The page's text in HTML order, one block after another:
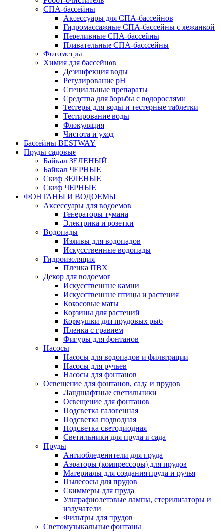
СПА-бассейны
Аксессуары для СПА-бассейнов
Гидромассажные СПА-бассейны с лежанкой
Переливные СПА-бассейны
Плавательные СПА-басссейны
Фотометры
Химия для бассейнов
Дезинфекция воды
Регулирование pH
Специальные препараты
Средства для борьбы с водорослями
Тестеры для воды и тестерные таблетки
Тестирование воды
Флокуляция
Чистота и уход
Бассейны BESTWAY
Пруды садовые
Байкал ЗЕЛЕНЫЙ
Байкал ЧЕРНЫЕ
Скиф ЗЕЛЕНЫЕ
Скиф ЧЕРНЫЕ
ФОНТАНЫ И ВОДОЕМЫ
Аксессуары для водоемов
Генераторы тумана
Электрика и розетки
Водопады
Изливы для водопадов
Искусственные водопады
Гидроизоляция
Пленка ПВХ
Декор для водоемов
Искусственные камни
Искусственные птицы и растения
Кокосовые маты
Корзины для растений
Кормушки для прудовых рыб
Пленка с гравием
Фигуры для фонтанов
Насосы
Насосы для водопадов и фильтрации
Насосы для ручьев
Насосы для фонтанов
Освещение для фонтанов, сада и прудов
Ландшафтные светильники
Освещение для фонтанов
Подсветка галогенная
Подсветка подводная
Подсветка светодиодная
Светильники для пруда и сада
Пруды
Антиобледенители для пруда
Аэраторы (компрессоры) для прудов
Материалы для создания пруда и ручья
Пылесосы для прудов
Скиммеры для пруда
Ультрафиолетовые лампы, стерилизаторы и
излучатели
Фильтры для прудов
Светомузыкальные фонтаны